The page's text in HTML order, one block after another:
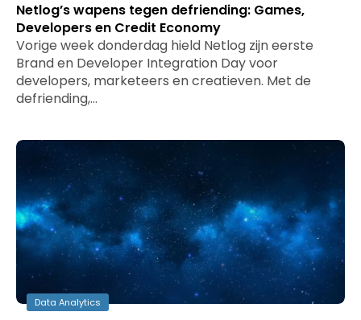
Netlog’s wapens tegen defriending: Games,
Developers en Credit Economy
Vorige week donderdag hield Netlog zijn eerste
Brand en Developer Integration Day voor
developers, marketeers en creatieven. Met de
defriending,…
Data Analytics